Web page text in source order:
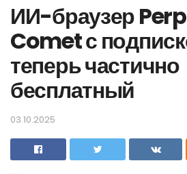
ИИ-браузер
Comet с
теперь частично
бесплатный
03.10.2025